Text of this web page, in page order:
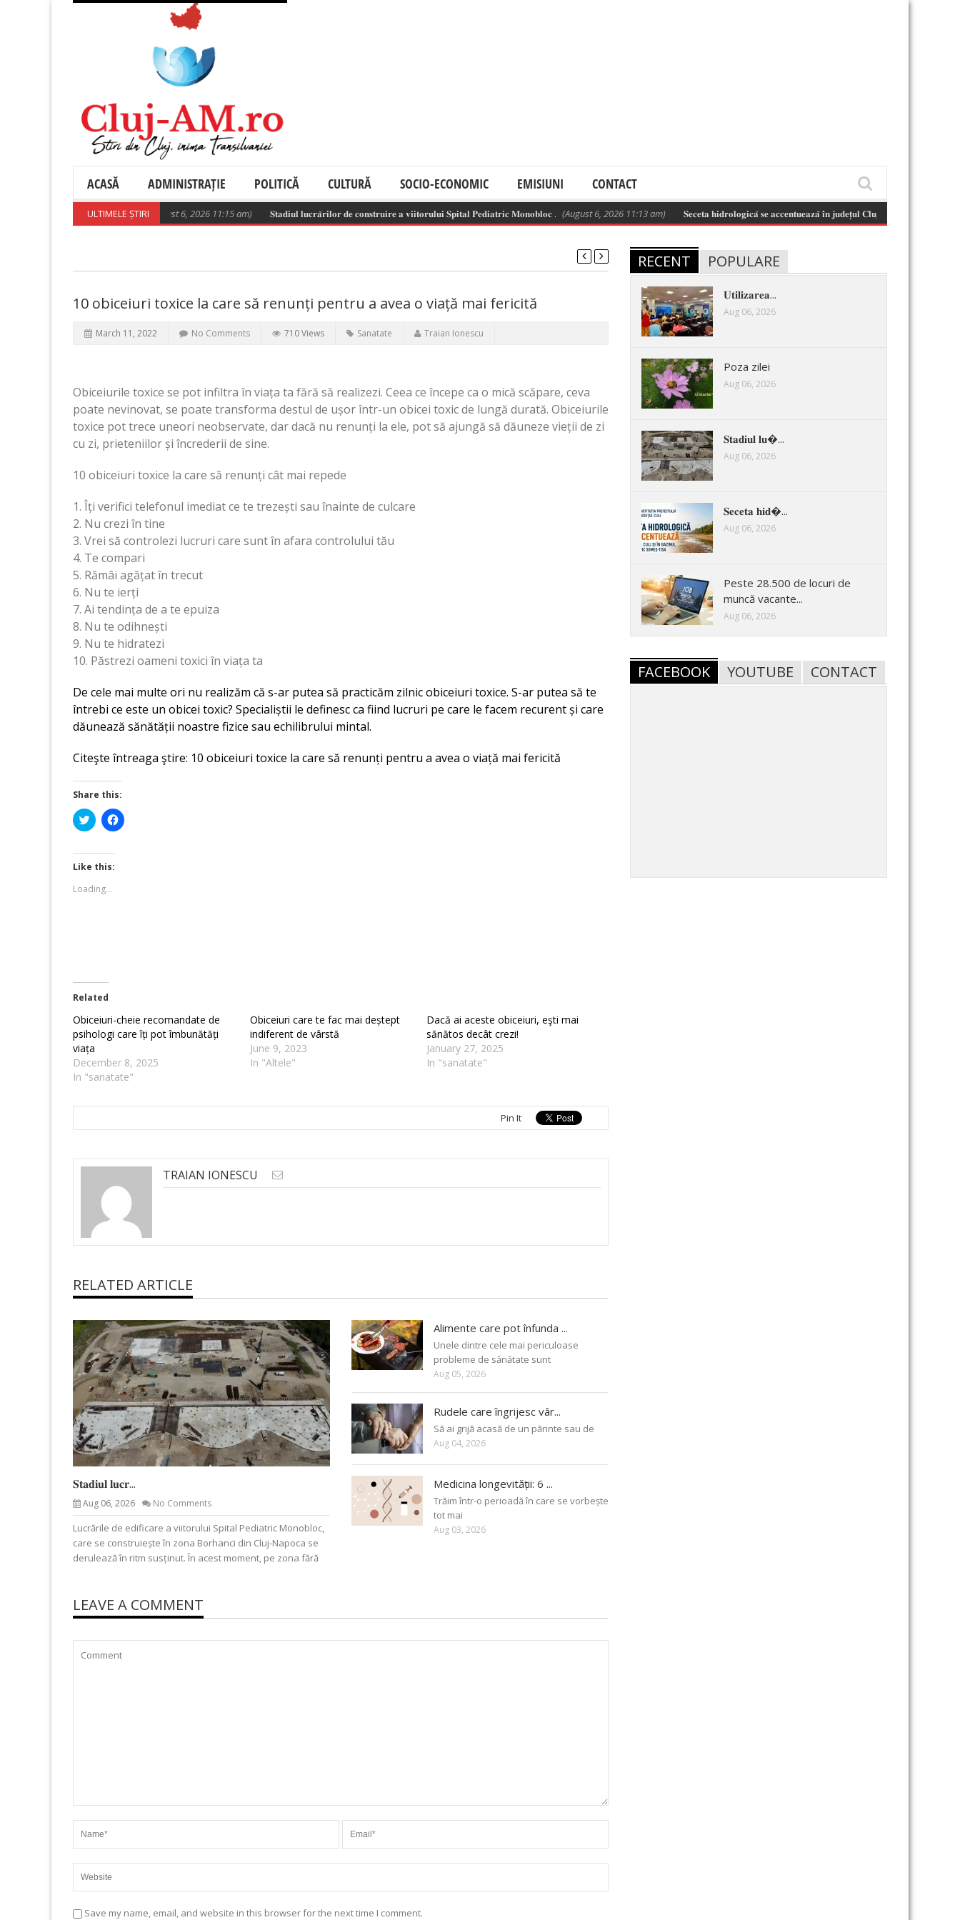
ACASĂ ADMINISTRAȚIE POLITICĂ CULTURĂ SOCIO-ECONOMIC EMISIUNI CONTACT
ULTIMELE ȘTIRI
Poza zilei (August 6, 2026 11:15 am) 𝐒𝐭𝐚𝐝𝐢𝐮𝐥 𝐥𝐮𝐜𝐫𝐚̆𝐫𝐢𝐥𝐨𝐫 𝐝𝐞 𝐜𝐨𝐧𝐬𝐭𝐫𝐮𝐢𝐫𝐞 𝐚 𝐯𝐢𝐢𝐭𝐨𝐫𝐮𝐥𝐮𝐢 𝐒𝐩𝐢𝐭𝐚𝐥 𝐏𝐞𝐝𝐢𝐚𝐭𝐫𝐢𝐜 𝐌𝐨𝐧𝐨𝐛𝐥𝐨𝐜 . (August 6, 2026 11:13 am) 𝐒𝐞𝐜𝐞𝐭𝐚 𝐡𝐢𝐝𝐫𝐨𝐥𝐨𝐠𝐢𝐜𝐚̆ 𝐬𝐞 𝐚𝐜𝐜𝐞𝐧𝐭𝐮𝐞𝐚𝐳𝐚̆ 𝐢̂𝐧 𝐣𝐮𝐝𝐞𝐭̦𝐮𝐥 𝐂𝐥𝐮𝐣 𝐬̦𝐢 𝐢̂𝐧 𝐛𝐚𝐳𝐢𝐧𝐮𝐥
10 obiceiuri toxice la care să renunți pentru a avea o viață mai fericită
March 11, 2022 No Comments 710 Views Sanatate Traian Ionescu
Obiceiurile toxice se pot infiltra în viața ta fără să realizezi. Ceea ce începe ca o mică scăpare, ceva
poate nevinovat, se poate transforma destul de ușor într-un obicei toxic de lungă durată. Obiceiurile
toxice pot trece uneori neobservate, dar dacă nu renunți la ele, pot să ajungă să dăuneze vieții de zi
cu zi, prieteniilor și încrederii de sine.
10 obiceiuri toxice la care să renunți cât mai repede
1. Îți verifici telefonul imediat ce te trezești sau înainte de culcare
2. Nu crezi în tine
3. Vrei să controlezi lucruri care sunt în afara controlului tău
4. Te compari
5. Rămâi agățat în trecut
6. Nu te ierți
7. Ai tendința de a te epuiza
8. Nu te odihnești
9. Nu te hidratezi
10. Păstrezi oameni toxici în viața ta
De cele mai multe ori nu realizăm că s-ar putea să practicăm zilnic obiceiuri toxice. S-ar putea să te
întrebi ce este un obicei toxic? Specialiștii le definesc ca fiind lucruri pe care le facem recurent și care
dăunează sănătății noastre fizice sau echilibrului mintal.
Citeşte întreaga ştire: 10 obiceiuri toxice la care să renunți pentru a avea o viață mai fericită
Share this:
Click
to
Twitter
(Opens
in
new
window)
Click
to
Like this:
Loading...
Related
Obiceiuri-cheie recomandate de
psihologi care îți pot îmbunătăți
viața
December 8, 2025
In "sanatate"
Obiceiuri care te fac mai deștept
indiferent de vârstă
June 9, 2023
In "Altele"
Dacă ai aceste obiceiuri, eşti mai
sănătos decât crezi!
January 27, 2025
In "sanatate"
Pin It
TRAIAN IONESCU
RELATED ARTICLE
𝐒𝐭𝐚𝐝𝐢𝐮𝐥 𝐥𝐮𝐜𝐫...
Aug 06, 2026 No Comments
Lucrările de edificare a viitorului Spital Pediatric Monobloc,
care se construiește în zona Borhanci din Cluj-Napoca se
derulează în ritm susținut. În acest moment, pe zona fără
Alimente care pot înfunda ...
Unele dintre cele mai periculoase
probleme de sănătate sunt
Aug 05, 2026
Rudele care îngrijesc vâr...
Să ai grijă acasă de un părinte sau de
Aug 04, 2026
Medicina longevității: 6 ...
Trăim într-o perioadă în care se vorbește
tot mai
Aug 03, 2026
LEAVE A COMMENT
Save my name, email, and website in this browser for the next time I comment.
RECENT POPULARE
𝐔𝐭𝐢𝐥𝐢𝐳𝐚𝐫𝐞𝐚...
Aug 06, 2026
Poza zilei
Aug 06, 2026
𝐒𝐭𝐚𝐝𝐢𝐮𝐥 𝐥𝐮�...
Aug 06, 2026
𝐒𝐞𝐜𝐞𝐭𝐚 𝐡𝐢𝐝�...
Aug 06, 2026
Peste 28.500 de locuri de
muncă vacante...
Aug 06, 2026
FACEBOOK YOUTUBE CONTACT